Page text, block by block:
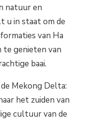
natuur en
u in staat om de
van Ha
te genieten van
baai.
Mekong Delta:
het zuiden van
cultuur van de